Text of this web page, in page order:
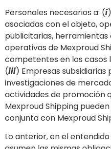
Personales necesarios a: (i
asociadas con el objeto,
publicitarias,
operativas de Mexproud
competentes en los casos
(iii) Empresas subsidiarias
investigaciones de
actividades de promoción
Mexproud Shipping
conjunta con Mexproud
Lo anterior, en el